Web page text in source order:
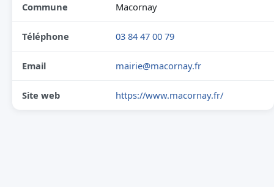
Commune Macornay
Téléphone 03 84 47 00 79
Email mairie@macornay.fr
Site web https://www.macornay.fr/